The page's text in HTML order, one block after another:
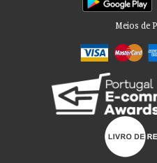
Meios de